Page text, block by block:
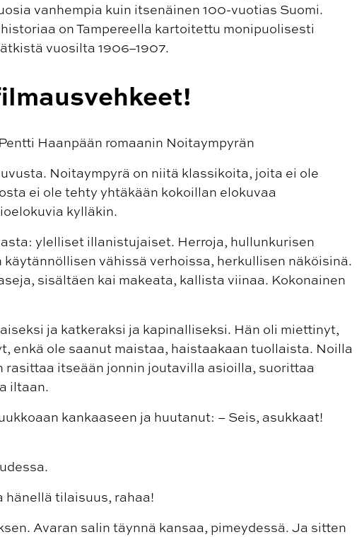
vanhempia kuin itsenäinen 100-vuotias Suomi.
on Tampereella kartoitettu monipuolisesti
vuosilta 1906–1907.
Haanpään romaanin Noitaympyrän
Noitaympyrä on niitä klassikoita, joita ei ole
ei ole tehty yhtäkään kokoillan elokuvaa
kylläkin.
ylelliset illanistujaiset. Herroja, hullunkurisen
vähissä verhoissa, herkullisen näköisinä.
sisältäen kai makeata, kallista viinaa. Kokonainen
ja katkeraksi ja kapinalliseksi. Hän oli miettinyt,
enkä ole saanut maistaa, haistaakaan tuollaista. Noilla
itseään jonnin joutavilla asioilla, suorittaa
iltaan.
kankaaseen ja huutanut: – Seis, asukkaat!
hänellä tilaisuus, rahaa!
Avaran salin täynnä kansaa, pimeydessä. Ja sitten